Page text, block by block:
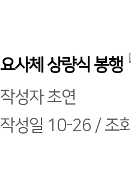
요사체 상량식 봉행
작성자초연
작성일 10-26 / 조회